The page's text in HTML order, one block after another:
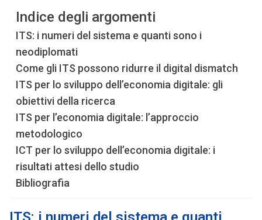
Indice degli argomenti
ITS: i numeri del sistema e quanti sono i
neodiplomati
Come gli ITS possono ridurre il digital dismatch
ITS per lo sviluppo dell’economia digitale: gli
obiettivi della ricerca
ITS per l’economia digitale: l’approccio
metodologico
ICT per lo sviluppo dell’economia digitale: i
risultati attesi dello studio
Bibliografia